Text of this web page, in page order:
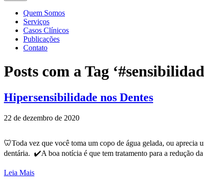
Quem Somos
Serviços
Casos Clínicos
Publicações
Contato
Posts com a Tag
Hipersensibilidade nos Dentes
22 de dezembro de 2020
🦷Toda vez que você toma um copo de água gelada, ou aprecia
dentária.⁣⁣ ⁣⁣ ✔️A boa notícia é que tem tratamento para a redução
Leia Mais